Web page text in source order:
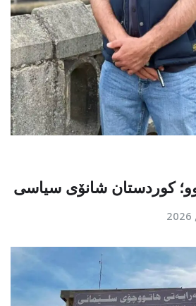
کوردستان شانۆی سیاسی